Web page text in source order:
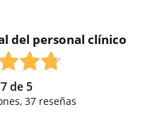
del personal clínico
de 5
37 reseñas